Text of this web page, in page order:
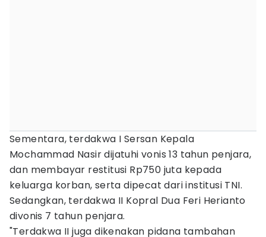
Sementara, terdakwa I Sersan Kepala
Mochammad Nasir dijatuhi vonis 13 tahun penjara,
dan membayar restitusi Rp750 juta kepada
keluarga korban, serta dipecat dari institusi TNI.
Sedangkan, terdakwa II Kopral Dua Feri Herianto
divonis 7 tahun penjara.
"Terdakwa II juga dikenakan pidana tambahan